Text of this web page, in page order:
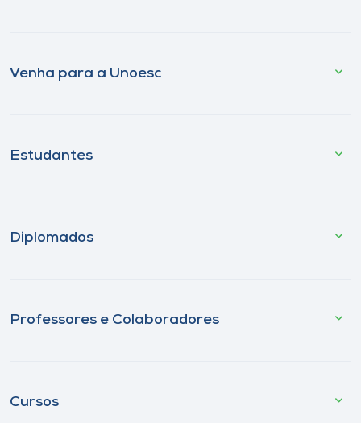
Venha para a Unoesc
Estudantes
Diplomados
Professores e Colaboradores
Cursos